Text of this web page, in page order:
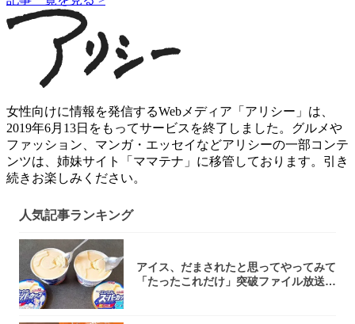
女性向けに情報を発信するWebメディア「アリシー」は、
2019年6月13日をもってサービスを終了しました。グルメや
ファッション、マンガ・エッセイなどアリシーの一部コンテ
ンツは、姉妹サイト「ママテナ」に移管しております。引き
続きお楽しみください。
人気記事ランキング
アイス、だまされたと思ってやってみて
「たったこれだけ」突破ファイル放送で